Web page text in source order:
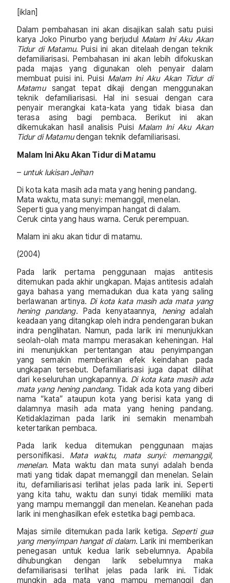
[iklan]
Dalam pembahasan ini akan disajikan salah satu puisi
karya Joko Pinurbo yang berjudul Malam Ini Aku Akan
Tidur di Matamu. Puisi ini akan ditelaah dengan teknik
defamiliarisasi. Pembahasan ini akan lebih difokuskan
pada majas yang digunakan oleh penyair dalam
membuat puisi ini. Puisi Malam Ini Aku Akan Tidur di
Matamusangat tepat dikaji dengan menggunakan
teknik defamiliarisasi. Hal ini sesuai dengan cara
penyair merangkai kata-kata yang tidak biasa dan
terasa asing bagi pembaca. Berikut ini akan
dikemukakan hasil analisis Puisi Malam Ini Aku Akan
Tidur di Matamudengan teknik defamiliarisasi.
Malam Ini Aku Akan Tidur di Matamu
– untuk lukisan Jeihan
Di kota kata masih ada mata yang hening pandang.
Mata waktu, mata sunyi: memanggil, menelan.
Seperti gua yang menyimpan hangat di dalam.
Ceruk cinta yang haus warna. Ceruk perempuan.
Malam ini aku akan tidur di matamu.
(2004)
Pada larik pertama penggunaan majas antitesis
ditemukan pada akhir ungkapan. Majas antitesis adalah
gaya bahasa yang memadukan dua kata yang saling
berlawanan artinya. Di kota kata masih ada mata yang
hening pandang. Pada kenyataannya, heningadalah
keadaan yang ditangkap oleh indra pendengaran bukan
indra penglihatan. Namun, pada larik ini menunjukkan
seolah-olah mata mampu merasakan keheningan. Hal
ini menunjukkan pertentangan atau penyimpangan
yang semakin memberikan efek keindahan pada
ungkapan tersebut. Defamiliarisasi juga dapat dilihat
dari keseluruhan ungkapannya. Di kota kata masih ada
mata yang hening pandang. Tidak ada kota yang diberi
nama “kata” ataupun kota yang berisi kata yang di
dalamnya masih ada mata yang hening pandang.
Ketidaklaziman pada larik ini semakin menambah
ketertarikan pembaca.
Pada larik kedua ditemukan penggunaan majas
personifikasi. Mata waktu, mata sunyi: memanggil,
menelan. Mata waktu dan mata sunyi adalah benda
mati yang tidak dapat memanggil dan menelan. Selain
itu, defamiliarisasi terlihat jelas pada larik ini. Seperti
yang kita tahu, waktu dan sunyi tidak memiliki mata
yang mampu memanggil dan menelan. Keanehan pada
larik ini menghasilkan efek estetika bagi pembaca.
Majas simile ditemukan pada larik ketiga. Seperti gua
yang menyimpan hangat di dalam. Larik ini memberikan
penegasan untuk kedua larik sebelumnya. Apabila
dihubungkan dengan larik sebelumnya maka
defamiliarisasi terlihat jelas pada larik ini. Tidak
mungkin ada mata yang mampu memanggil dan